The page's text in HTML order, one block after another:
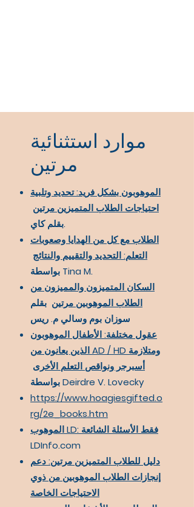
موارد استثنائية
مرتين
الموهوبون بشكل فريد: تحديد وتلبية
احتياجات الطلاب المتميزين مرتين
بقلم كاي.
الطلاب مع كل من الهدايا وصعوبات
التعلم: التحديد والتقييم والنتائج
بواسطة Tina M.
السكان المتميزون والمميزون من
الطلاب الموهوبين مرتين بقلم
سوزان بوم وسالي م. ريس
عقول مختلفة: الأطفال الموهوبون
الذين يعانون من AD / HD ومتلازمة
أسبرجر ونواقص التعلم الأخرى
بواسطة Deirdre V. Lovecky
https://www.hoagiesgifted.o
rg/2e_books.htm
الموهوب LD: فقط الأسئلة الشائعة
LDInfo.com
دليل للطلاب المتميزين مرتين: دعم
إنجازات الطلاب الموهوبين من ذوي
الاحتياجات الخاصة